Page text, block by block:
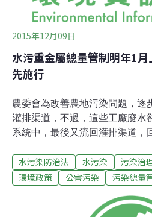
2015年12月09日
水污重金屬總量管制明年1
先施行
農委會為改善農地污染問題，逐
灌排渠道，不過，這些工廠廢水
系統中，最後又流回灌排渠道，
作劃設管制區，進行水污總量
內，不會再接受重金屬排放工廠
最大，劃設100平方公里，彰化
水污染防治法 水污染 污染治
環境政策
公害污染 污染總量